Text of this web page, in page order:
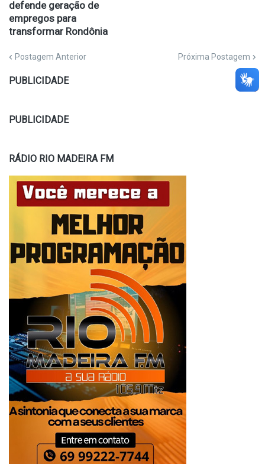
defende geração de
empregos para
transformar Rondônia
Postagem Anterior Próxima Postagem
PUBLICIDADE
PUBLICIDADE
RÁDIO RIO MADEIRA FM